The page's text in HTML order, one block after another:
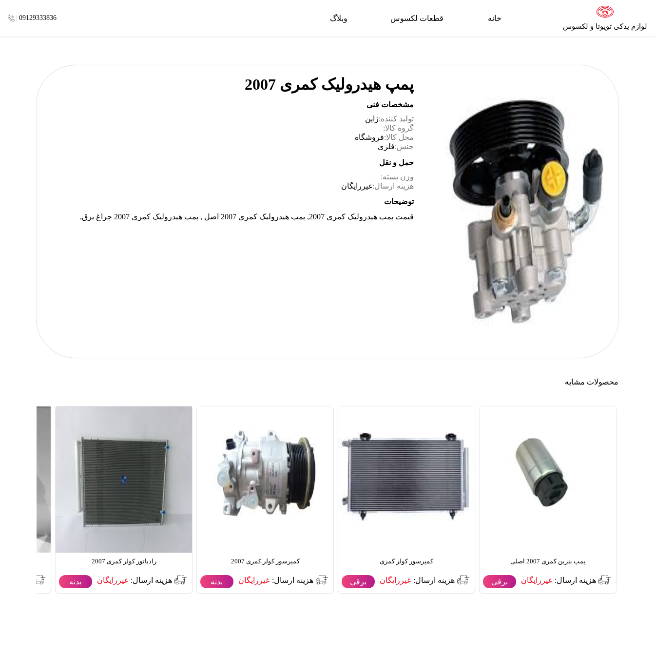
لوازم یدکی تویوتا و لکسوس
خانه قطعات لکسوس وبلاگ 09129333836
پمپ هیدرولیک کمری 2007
مشخصات فنی
تولید کننده:ژاپن
گروه کالا:
محل کالا:فروشگاه
جنس:فلزی
حمل و نقل
وزن بسته:
هزینه ارسال:غیررایگان
توضیحات
قیمت پمپ هیدرولیک کمری 2007, پمپ هیدرولیک کمری 2007 اصل , پمپ هیدرولیک کمری 2007 چراغ برق,
محصولات مشابه
پمپ بنزین کمری 2007 اصلی
هزینه ارسال: غیررایگان برقی
کمپرسور کولر کمری
هزینه ارسال: غیررایگان برقی
کمپرسور کولر کمری 2007
هزینه ارسال: غیررایگان بدنه
رادیاتور کولر کمری 2007
هزینه ارسال: غیررایگان بدنه